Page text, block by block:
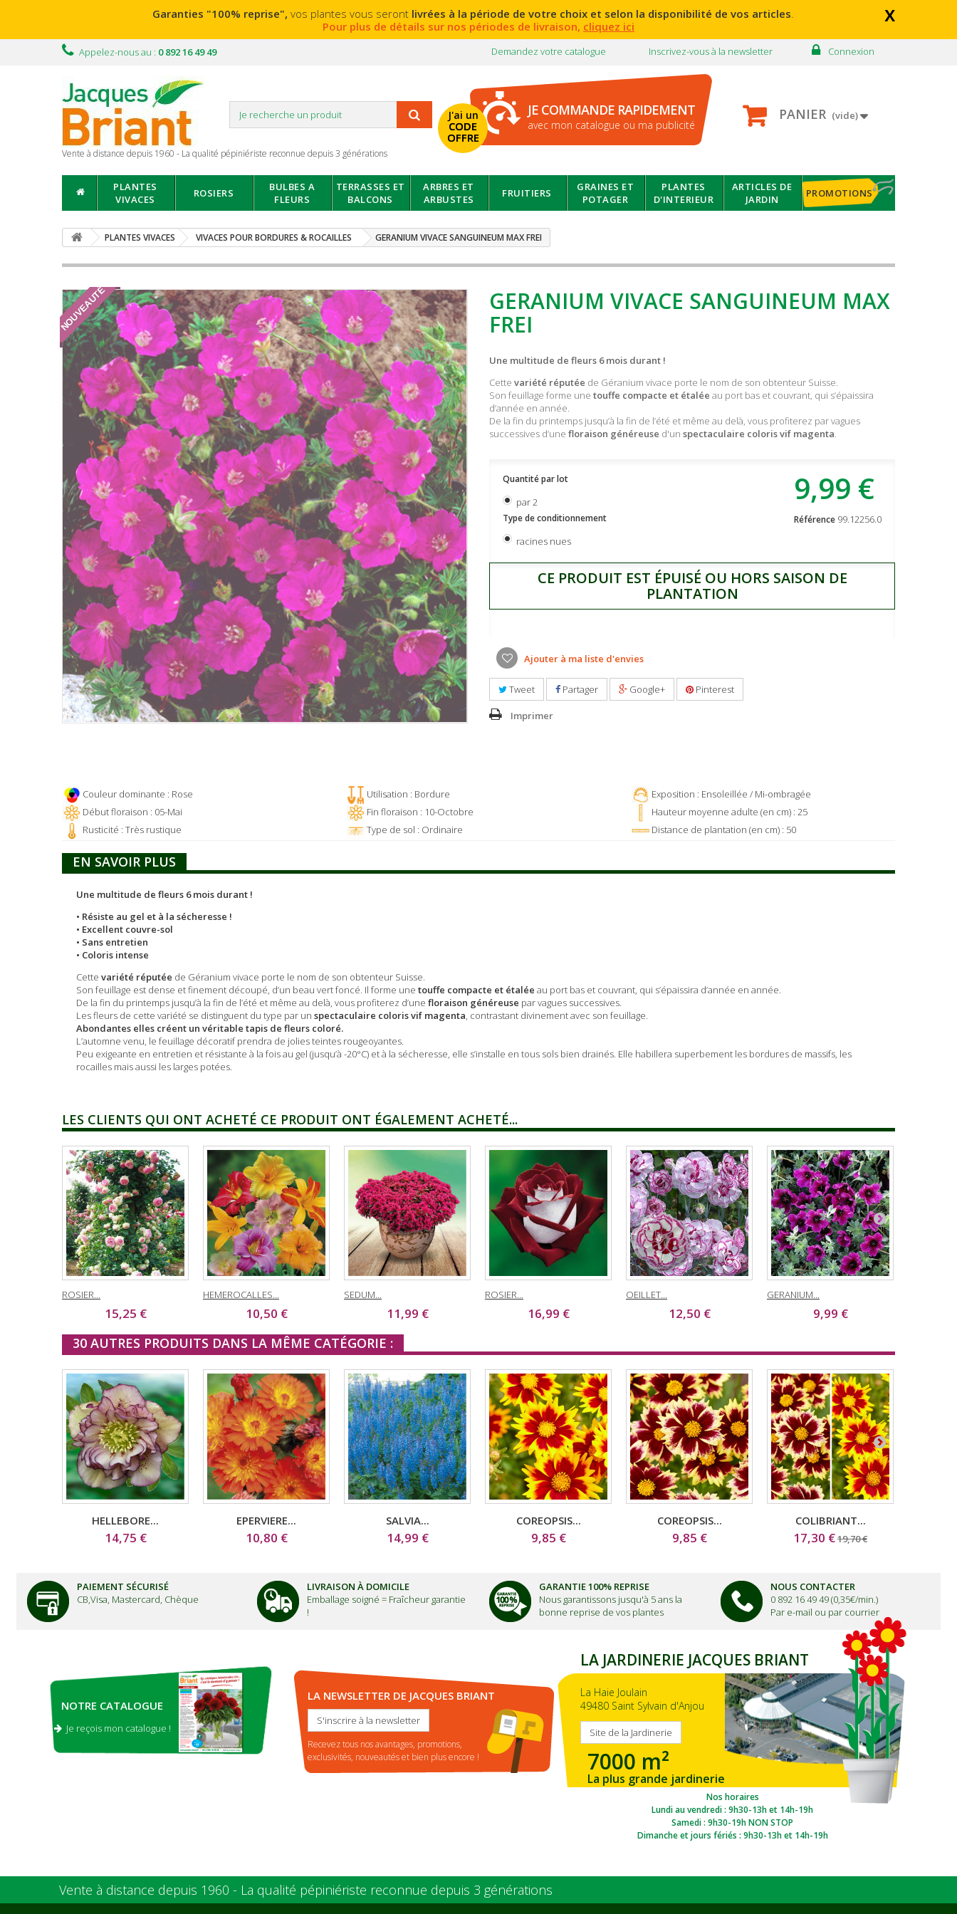
x
Garanties "100% reprise", vos plantes vous seront livrées à la période de votre choix et selon la disponibilité de vos articles.
Pour plus de détails sur nos périodes de livraison, cliquez ici
Connexion
Inscrivez-vous à la newsletter
Demandez votre catalogue
Appelez-nous au : 0 892 16 49 49
Vente à distance depuis 1960 - La qualité pépiniériste reconnue depuis 3 générations
J'ai un
CODE
OFFRE
JE COMMANDE RAPIDEMENT
avec mon catalogue ou ma publicité
PANIER (vide)
PLANTES
VIVACES
ROSIERS
BULBES A
FLEURS
TERRASSES ET
BALCONS
ARBRES ET
ARBUSTES
FRUITIERS
GRAINES ET
POTAGER
PLANTES
D'INTERIEUR
ARTICLES DE
JARDIN
PROMOTIONS
PLANTES VIVACES VIVACES POUR BORDURES & ROCAILLES GERANIUM VIVACE SANGUINEUM MAX FREI
NOUVEAUTÉ
GERANIUM VIVACE SANGUINEUM MAX
FREI
Une multitude de fleurs 6 mois durant !
Cette variété réputée de Géranium vivace porte le nom de son obtenteur Suisse.
Son feuillage forme une touffe compacte et étalée au port bas et couvrant, qui s’épaissira
d’année en année.
De la fin du printemps jusqu’à la fin de l’été et même au delà, vous profiterez par vagues
successives d’une floraison généreuse d'un spectaculaire coloris vif magenta.
9,99 €
Référence 99.12256.0
Quantité par lot
par 2
Type de conditionnement
racines nues
CE PRODUIT EST ÉPUISÉ OU HORS SAISON DE
PLANTATION
Ajouter à ma liste d'envies
Tweet Partager Google+ Pinterest
Imprimer
Couleur dominante : Rose Utilisation : Bordure
Exposition : Ensoleillée / Mi-ombragée
Début floraison : 05-Mai
Fin floraison : 10-Octobre
Hauteur moyenne adulte (en cm) : 25
Rusticité : Très rustique
Type de sol : Ordinaire Distance de plantation (en cm) : 50
EN SAVOIR PLUS
Une multitude de fleurs 6 mois durant !
• Résiste au gel et à la sécheresse !
• Excellent couvre-sol
• Sans entretien
• Coloris intense
Cette variété réputée de Géranium vivace porte le nom de son obtenteur Suisse.
Son feuillage est dense et finement découpé, d’un beau vert foncé. Il forme une touffe compacte et étalée au port bas et couvrant, qui s’épaissira d’année en année.
De la fin du printemps jusqu’à la fin de l’été et même au delà, vous profiterez d’une floraison généreuse par vagues successives.
Les fleurs de cette variété se distinguent du type par un spectaculaire coloris vif magenta, contrastant divinement avec son feuillage.
Abondantes elles créent un véritable tapis de fleurs coloré.
L’automne venu, le feuillage décoratif prendra de jolies teintes rougeoyantes.
Peu exigeante en entretien et résistante à la fois au gel (jusqu’à -20°C) et à la sécheresse, elle s’installe en tous sols bien drainés. Elle habillera superbement les bordures de massifs, les
rocailles mais aussi les larges potées.
LES CLIENTS QUI ONT ACHETÉ CE PRODUIT ONT ÉGALEMENT ACHETÉ...
ROSIER...
15,25 €
HEMEROCALLES...
10,50 €
SEDUM...
11,99 €
ROSIER...
16,99 €
OEILLET...
12,50 €
GERANIUM...
9,99 €
30 AUTRES PRODUITS DANS LA MÊME CATÉGORIE :
HELLEBORE...
14,75 €
EPERVIERE...
10,80 €
SALVIA...
14,99 €
COREOPSIS...
9,85 €
COREOPSIS...
9,85 €
COLIBRIANT...
17,30 €19,70 €
PAIEMENT SÉCURISÉ
CB,Visa, Mastercard, Chèque
LIVRAISON À DOMICILE
Emballage soigné = Fraîcheur garantie
!
GARANTIE 100% REPRISE
Nous garantissons jusqu'à 5 ans la
bonne reprise de vos plantes
NOUS CONTACTER
0 892 16 49 49 (0,35€/min.)
Par e-mail ou par courrier
NOTRE CATALOGUE
Je reçois mon catalogue !
LA NEWSLETTER DE JACQUES BRIANT
S'inscrire à la newsletter
Recevez tous nos avantages, promotions,
exclusivités, nouveautés et bien plus encore !
LA JARDINERIE JACQUES BRIANT
La Haie Joulain
49480 Saint Sylvain d'Anjou
Site de la Jardinerie
7000 m²
La plus grande jardinerie
de la région Ouest
Nos horaires
Lundi au vendredi : 9h30-13h et 14h-19h
Samedi : 9h30-19h NON STOP
Dimanche et jours fériés : 9h30-13h et 14h-19h
Vente à distance depuis 1960 - La qualité pépiniériste reconnue depuis 3 générations